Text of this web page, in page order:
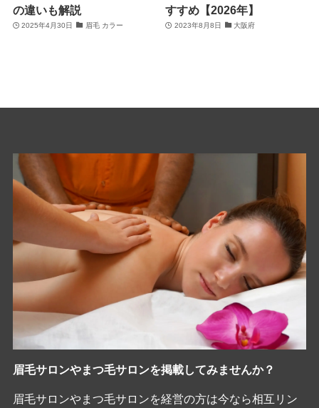
の違いも解説
2025年4月30日 眉毛 カラー
すすめ【2026年】
2023年8月8日 大阪府
眉毛サロンやまつ毛サロンを掲載してみませんか？
眉毛サロンやまつ毛サロンを経営の方は今なら相互リン